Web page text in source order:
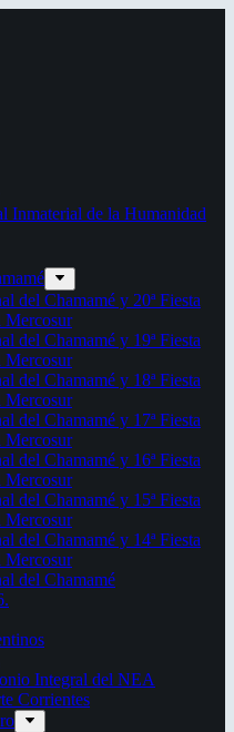
Inmaterial de la Humanidad
del Chamamé y 20ª Fiesta
Mercosur
del Chamamé y 19ª Fiesta
Mercosur
del Chamamé y 18ª Fiesta
Mercosur
del Chamamé y 17ª Fiesta
Mercosur
del Chamamé y 16ª Fiesta
Mercosur
del Chamamé y 15ª Fiesta
Mercosur
del Chamamé y 14ª Fiesta
Mercosur
del Chamamé
Integral del NEA
Corrientes